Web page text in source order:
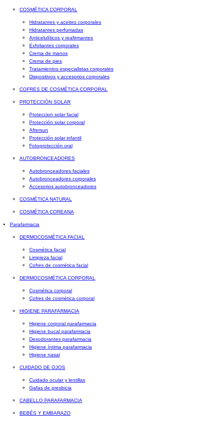
COSMÉTICA CORPORAL
Hidratantes y aceites corporales
Hidratantes perfumadas
Anticelulíticos y reafirmantes
Exfoliantes corporales
Crema de manos
Crema de pies
Tratamientos especialistas corporales
Dispositivos y accesorios corporales
COFRES DE COSMÉTICA CORPORAL
PROTECCIÓN SOLAR
Proteccion solar facial
Protección solar corporal
Aftersun
Protección solar infantil
Fotoprotección oral
AUTOBRONCEADORES
Autobronceadores faciales
Autobronceadores corporales
Accesorios autobronceadores
COSMÉTICA NATURAL
COSMÉTICA COREANA
Parafarmacia
DERMOCOSMÉTICA FACIAL
Cosmética facial
Limpieza facial
Cofres de cosmética facial
DERMOCOSMÉTICA CORPORAL
Cosmética corporal
Cofres de cosmética corporal
HIGIENE PARAFARMACIA
Higiene corporal parafarmacia
Higiene bucal parafarmacia
Desodorantes parafarmacia
Higiene íntima parafarmacia
Higiene nasal
CUIDADO DE OJOS
Cuidado ocular y lentillas
Gafas de presbicia
CABELLO PARAFARMACIA
BEBÉS Y EMBARAZO